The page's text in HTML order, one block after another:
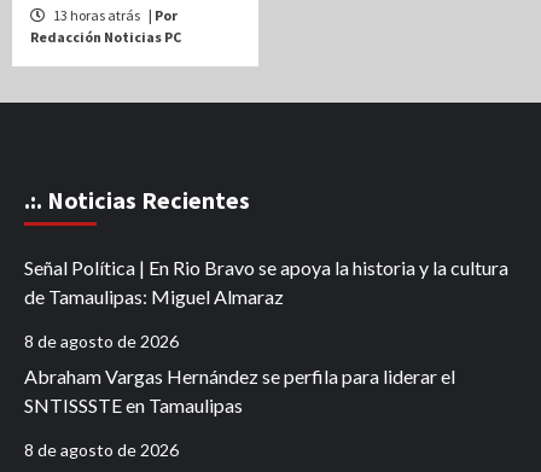
13 horas atrás | Por
Redacción Noticias PC
.:. Noticias Recientes
Señal Política | En Rio Bravo se apoya la historia y la cultura
de Tamaulipas: Miguel Almaraz
8 de agosto de 2026
Abraham Vargas Hernández se perfila para liderar el
SNTISSSTE en Tamaulipas
8 de agosto de 2026